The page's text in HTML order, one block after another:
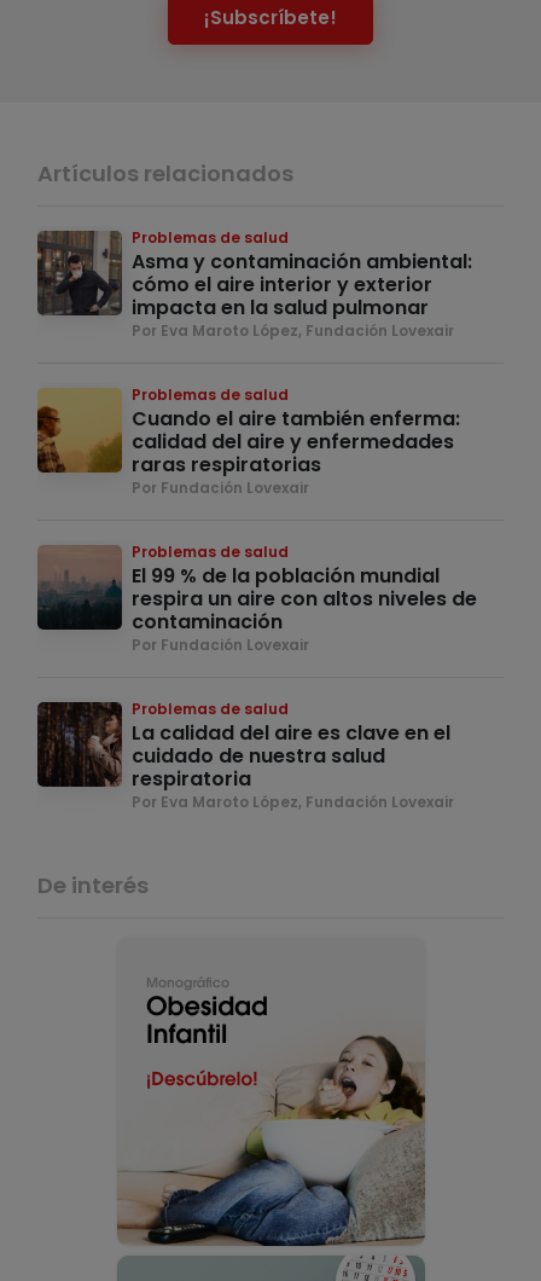
¡Subscríbete!
Artículos relacionados
Problemas de salud
Asma y contaminación ambiental:
cómo el aire interior y exterior
impacta en la salud pulmonar
Por Eva Maroto López, Fundación Lovexair
Problemas de salud
Cuando el aire también enferma:
calidad del aire y enfermedades
raras respiratorias
Por Fundación Lovexair
Problemas de salud
El 99 % de la población mundial
respira un aire con altos niveles de
contaminación
Por Fundación Lovexair
Problemas de salud
La calidad del aire es clave en el
cuidado de nuestra salud
respiratoria
Por Eva Maroto López, Fundación Lovexair
De interés